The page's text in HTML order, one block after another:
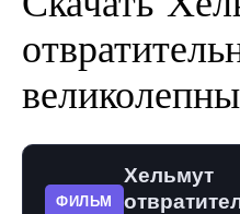
ФИЛЬМ